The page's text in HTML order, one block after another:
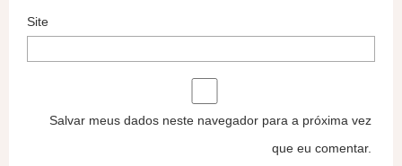
Site
Salvar meus dados neste navegador para a próxima vez
que eu comentar.